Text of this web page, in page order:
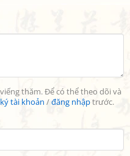
thăm. Để có thể theo dõi và
tài khoản /đăng nhậptrước.